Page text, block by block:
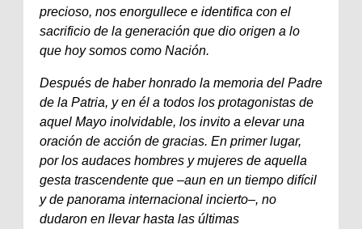
precioso, nos enorgullece e identifica con el
sacrificio de la generación que dio origen a lo
que hoy somos como Nación.
Después de haber honrado la memoria del Padre
de la Patria, y en él a todos los protagonistas de
aquel Mayo inolvidable, los invito a elevar una
oración de acción de gracias. En primer lugar,
por los audaces hombres y mujeres de aquella
gesta trascendente que –aun en un tiempo difícil
y de panorama internacional incierto–, no
dudaron en llevar hasta las últimas